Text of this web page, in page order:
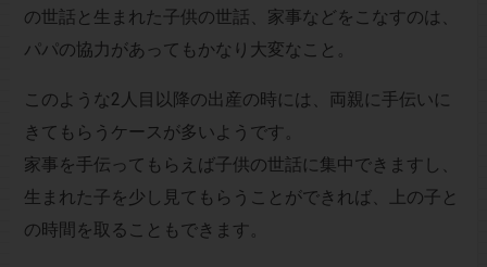
の世話と生まれた子供の世話、家事などをこなすのは、
パパの協力があってもかなり大変なこと。
このような2人目以降の出産の時には、両親に手伝いに
きてもらうケースが多いようです。
家事を手伝ってもらえば子供の世話に集中できますし、
生まれた子を少し見てもらうことができれば、上の子と
の時間を取ることもできます。